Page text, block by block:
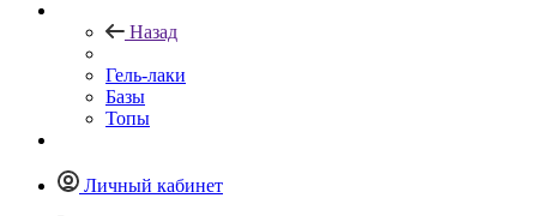
Назад
Гель-лаки
Базы
Топы
Личный кабинет